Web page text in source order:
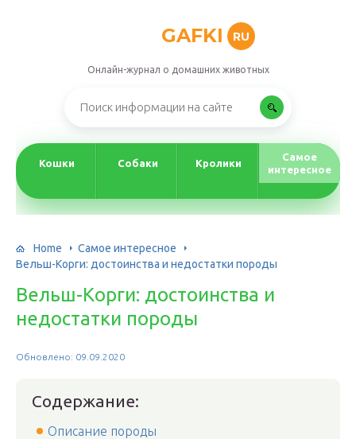
GAFKI RU
Онлайн-журнал о домашних животных
Кошки Собаки Кролики
Самое
интересное
Home
Самое интересное
Вельш-Корги: достоинства и недостатки породы
Вельш-Корги: достоинства и
недостатки породы
Обновлено: 09.09.2020
Содержание:
Описание породы